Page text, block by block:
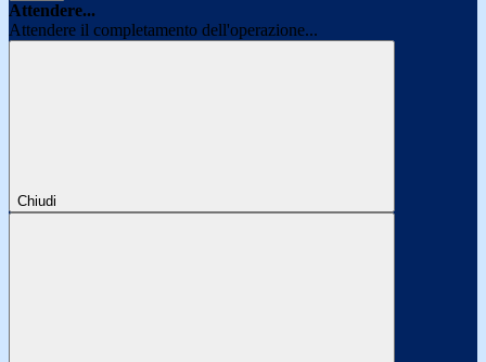
Attendere...
Attendere il completamento dell'operazione...
Chiudi